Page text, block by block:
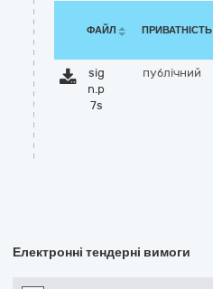
ФАЙЛ ПРИВАТНІСТЬ
sig
n.p
7s
публічний
Електронні тендерні вимоги